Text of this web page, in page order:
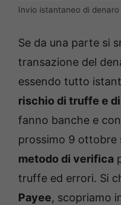
Invio istantaneo di
Se da una parte si
transazione del
essendo tutto
rischio di truffe e
fanno banche e
prossimo 9 ottobre
metodo di verifica
truffe ed errori. Si
Payee, scopriamo